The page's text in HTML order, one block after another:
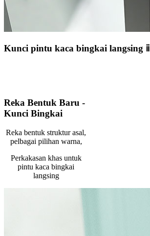
Kunci pintu kaca bingkai langsing ⅱ
Reka Bentuk Baru -
Kunci Bingkai
Reka bentuk struktur asal,
pelbagai pilihan warna,
Perkakasan khas untuk
pintu kaca bingkai
langsing